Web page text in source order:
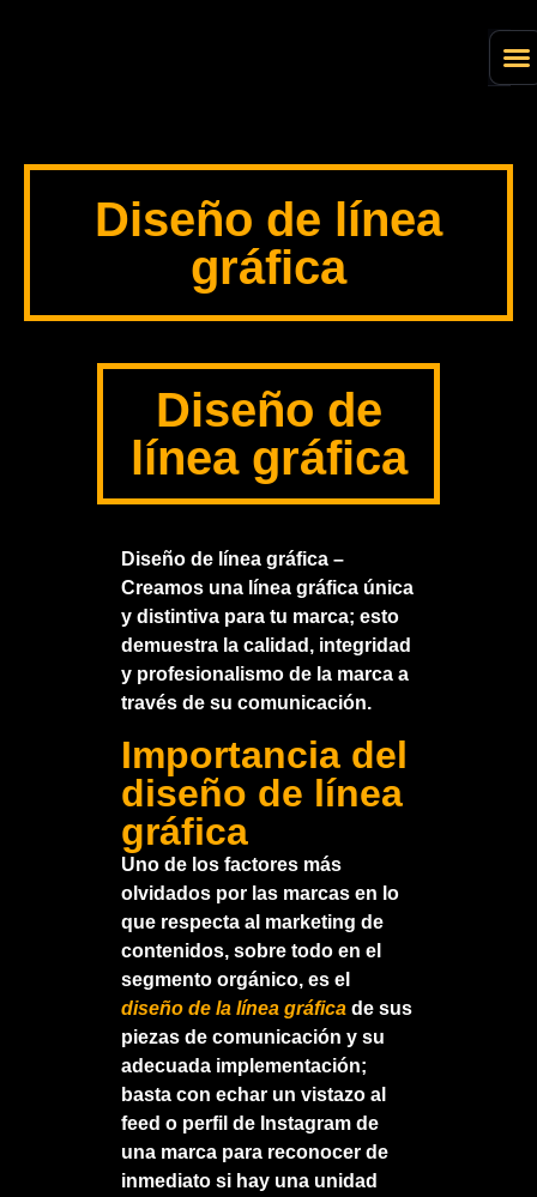
Diseño de línea
gráfica
Diseño de
línea gráfica
Diseño de línea gráfica –
Creamos una línea gráfica única
y distintiva para tu marca; esto
demuestra la calidad, integridad
y profesionalismo de la marca a
través de su comunicación.
Importancia del
diseño de línea
gráfica
Uno de los factores más
olvidados por las marcas en lo
que respecta al marketing de
contenidos, sobre todo en el
segmento orgánico, es el
diseño de la línea gráfica de sus
piezas de comunicación y su
adecuada implementación;
basta con echar un vistazo al
feed o perfil de Instagram de
una marca para reconocer de
inmediato si hay una unidad